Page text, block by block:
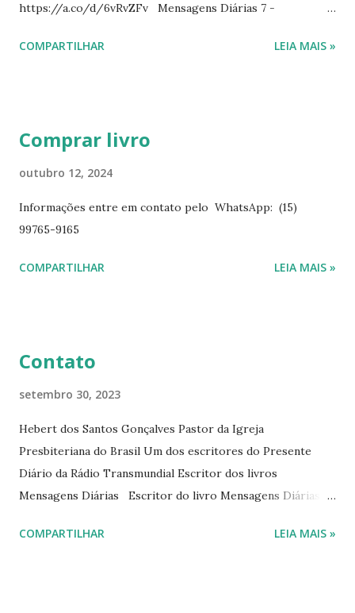
https://a.co/d/6vRvZFv Mensagens Diárias 7 -
https://a.co/d/h4iP1oj Mensagens Diárias 10 -
Mensagens Diárias 4 -
mensagens diárias traz uma meditação para cada dia do
ano. Passagens bíblicas, ilustrações, histórias
Diário da Rádio Trans mundial a mais de 15 anos. Escreveu o
COMPARTILHAR LEIA MAIS »
Comprar livro
outubro 12, 2024
Informações entre em contato pelo WhatsApp: (15)
99765-9165
COMPARTILHAR LEIA MAIS »
Contato
setembro 30, 2023
Hebert dos Santos Gonçalves Pastor da Igreja
Presbiteriana do Brasil Um dos escritores do Presente
Diário da Rádio Transmundial Escritor dos livros
Mensagens Diárias Escritor do livro Mensagens Diárias da
livromensagensdiarias@gmail.com Whatsapp: (15) 99765-
COMPARTILHAR LEIA MAIS »